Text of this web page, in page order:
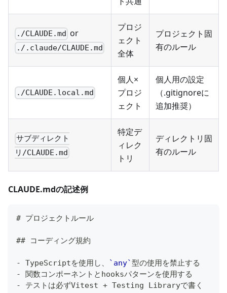
./CLAUDE.md or
./.claude/CLAUDE.md
プロジ
ェクト
全体
プロジェクト固
有のルール
./CLAUDE.local.md
個人×
プロジ
ェクト
個人用の設定
（.gitignoreに
追加推奨）
サブディレクト
リ/CLAUDE.md
特定デ
ィレク
トリ
ディレクトリ固
有のルール
CLAUDE.mdの記述例
# プロジェクトルール
## コーディング規約
- TypeScriptを使用し、 `any`型の使用を禁止する
-
関数コンポーネントとhooksパターンを使用する
-
テストは必ずVitest + Testing Libraryで書く